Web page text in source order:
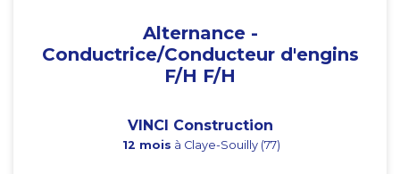
Alternance -
Conductrice/Conducteur d'engins
F/H F/H
VINCI Construction
12 mois à Claye-Souilly (77)